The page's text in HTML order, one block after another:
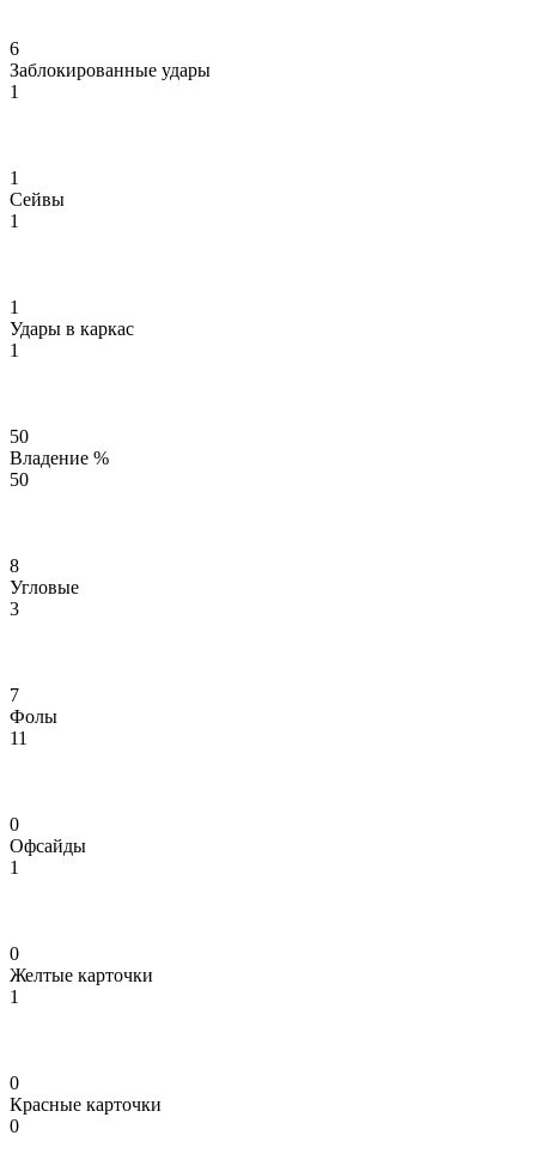
6
Заблокированные удары
1
1
Сейвы
1
1
Удары в каркас
1
50
Владение %
50
8
Угловые
3
7
Фолы
11
0
Офсайды
1
0
Желтые карточки
1
0
Красные карточки
0